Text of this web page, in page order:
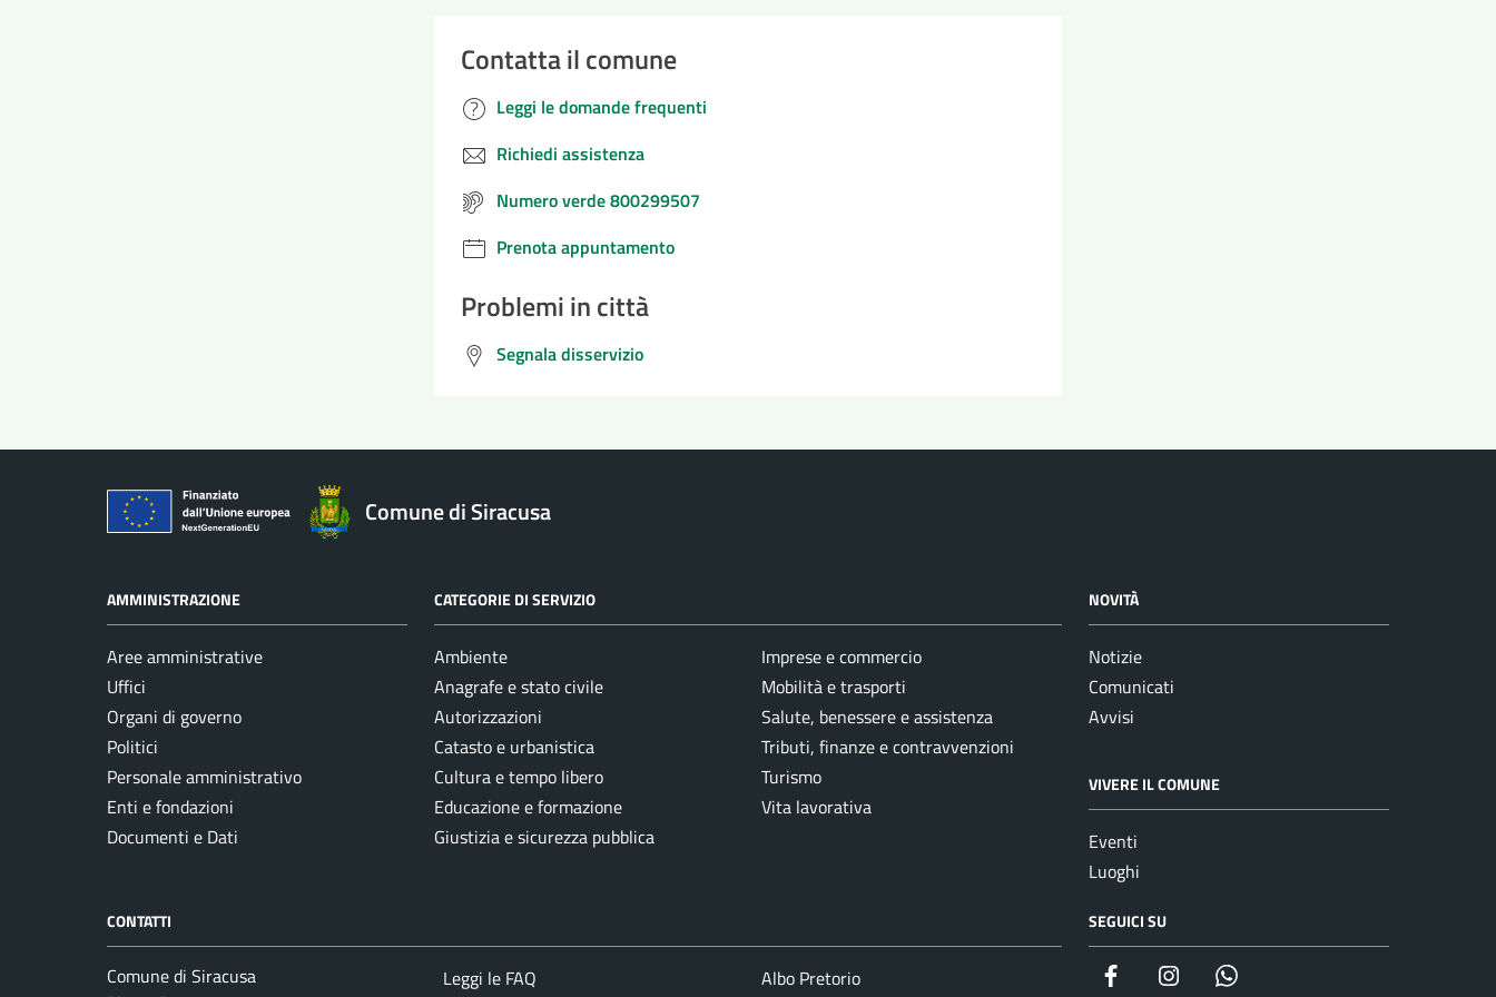
Contatta il comune
Leggi le domande frequenti
Richiedi assistenza
Numero verde 800299507
Prenota appuntamento
Problemi in città
Segnala disservizio
Comune di Siracusa
AMMINISTRAZIONE
Aree amministrative
Uffici
Organi di governo
Politici
Personale amministrativo
Enti e fondazioni
Documenti e Dati
CATEGORIE DI SERVIZIO
Ambiente
Anagrafe e stato civile
Autorizzazioni
Catasto e urbanistica
Cultura e tempo libero
Educazione e formazione
Giustizia e sicurezza pubblica
Imprese e commercio
Mobilità e trasporti
Salute, benessere e assistenza
Tributi, finanze e contravvenzioni
Turismo
Vita lavorativa
NOVITÀ
Notizie
Comunicati
Avvisi
VIVERE IL COMUNE
Eventi
Luoghi
CONTATTI
Comune di Siracusa
Leggi le FAQ
Albo Pretorio
SEGUICI SU
Facebook Instagram